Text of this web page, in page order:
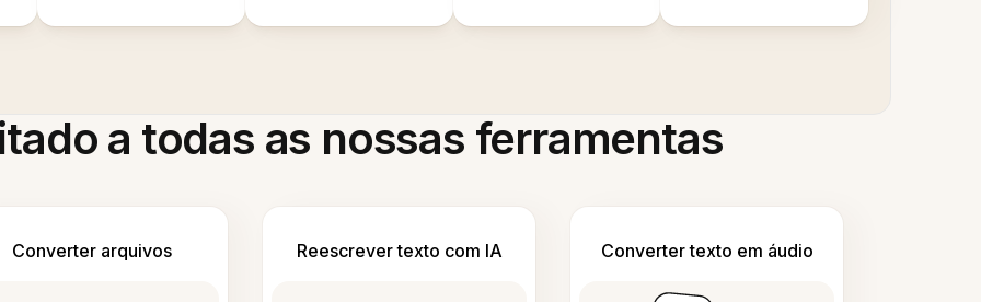
a todas as nossas ferramentas
Converter arquivos Reescrever texto com IA Converter texto em áudio